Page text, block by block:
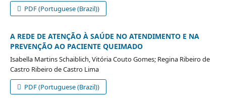
PDF (Portuguese (Brazil))
A REDE DE ATENÇÃO À SAÚDE NO ATENDIMENTO E NA
PREVENÇÃO AO PACIENTE QUEIMADO
Isabella Martins Schaiblich, Vitória Couto Gomes; Regina Ribeiro de
Castro Ribeiro de Castro Lima
PDF (Portuguese (Brazil))